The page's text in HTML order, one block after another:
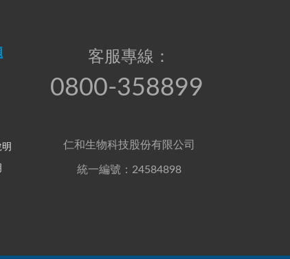
客服專線：
0800-358899
仁和生物科技股份有限公司
統一編號：24584898